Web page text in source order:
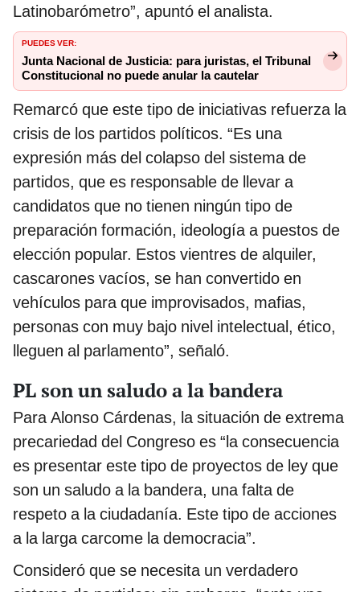
Latinobarómetro”, apuntó el analista.
PUEDES VER:
Junta Nacional de Justicia: para juristas, el Tribunal
Constitucional no puede anular la cautelar
Remarcó que este tipo de iniciativas refuerza la
crisis de los partidos políticos. “Es una
expresión más del colapso del sistema de
partidos, que es responsable de llevar a
candidatos que no tienen ningún tipo de
preparación formación, ideología a puestos de
elección popular. Estos vientres de alquiler,
cascarones vacíos, se han convertido en
vehículos para que improvisados, mafias,
personas con muy bajo nivel intelectual, ético,
lleguen al parlamento”, señaló.
PL son un saludo a la bandera
Para Alonso Cárdenas, la situación de extrema
precariedad del Congreso es “la consecuencia
es presentar este tipo de proyectos de ley que
son un saludo a la bandera, una falta de
respeto a la ciudadanía. Este tipo de acciones
a la larga carcome la democracia”.
Consideró que se necesita un verdadero